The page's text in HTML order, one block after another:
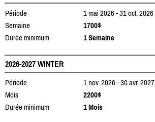
Période
1 mai 2026 - 31 oct. 2026
Semaine
1700$
Durée minimum
1 Semaine
2026-2027 WINTER
Période
1 nov. 2026 - 30 avr. 2027
Mois
2200$
Durée minimum
1 Mois